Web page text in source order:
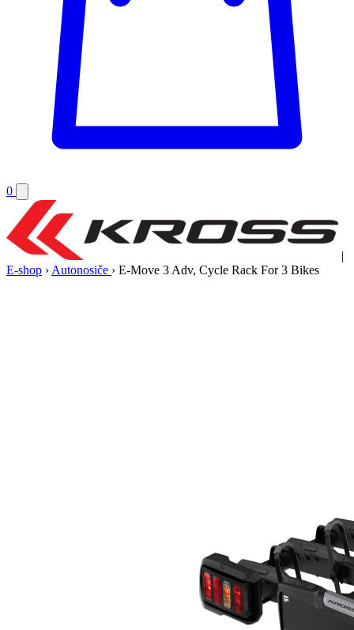
0
|
E-shop › Autonosiče › E-Move 3 Adv, Cycle Rack For 3 Bikes